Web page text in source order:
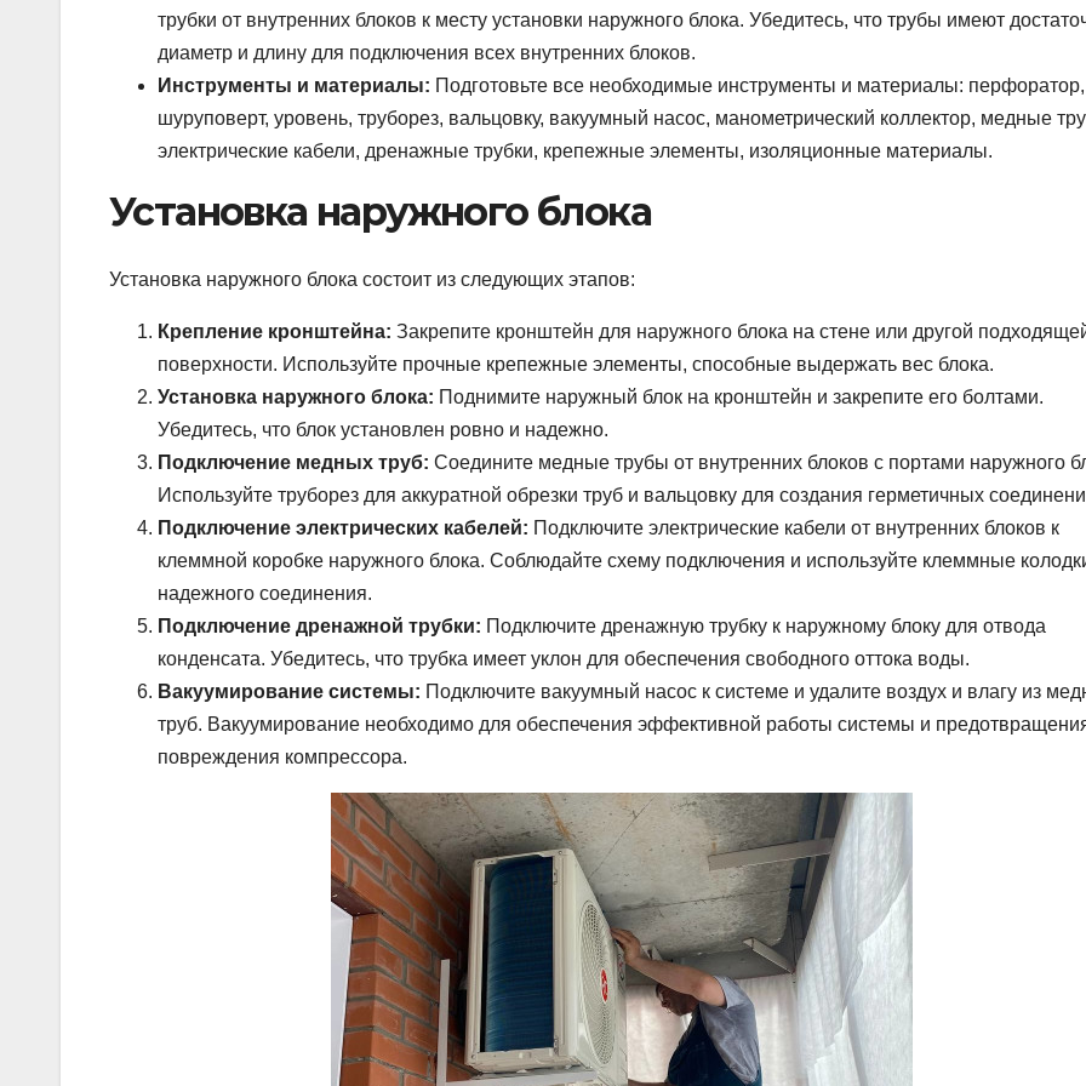
трубки от внутренних блоков к месту установки наружного блока. Убедитесь, что трубы имеют
диаметр и длину для подключения всех внутренних блоков.
Инструменты и материалы: Подготовьте все необходимые инструменты и материалы: перфоратор,
шуруповерт, уровень, труборез, вальцовку, вакуумный насос, манометрический коллектор, медные
электрические кабели, дренажные трубки, крепежные элементы, изоляционные материалы.
Установка наружного блока
Установка наружного блока состоит из следующих этапов:
Крепление кронштейна: Закрепите кронштейн для наружного блока на стене или другой
поверхности. Используйте прочные крепежные элементы, способные выдержать вес блока.
Установка наружного блока: Поднимите наружный блок на кронштейн и закрепите его болтами.
Убедитесь, что блок установлен ровно и надежно.
Подключение медных труб: Соедините медные трубы от внутренних блоков с портами наружного
Используйте труборез для аккуратной обрезки труб и вальцовку для создания герметичных
Подключение электрических кабелей: Подключите электрические кабели от внутренних блоков к
клеммной коробке наружного блока. Соблюдайте схему подключения и используйте клеммные
надежного соединения.
Подключение дренажной трубки: Подключите дренажную трубку к наружному блоку для отвода
конденсата. Убедитесь, что трубка имеет уклон для обеспечения свободного оттока воды.
Вакуумирование системы: Подключите вакуумный насос к системе и удалите воздух и влагу из
труб. Вакуумирование необходимо для обеспечения эффективной работы системы и
повреждения компрессора.